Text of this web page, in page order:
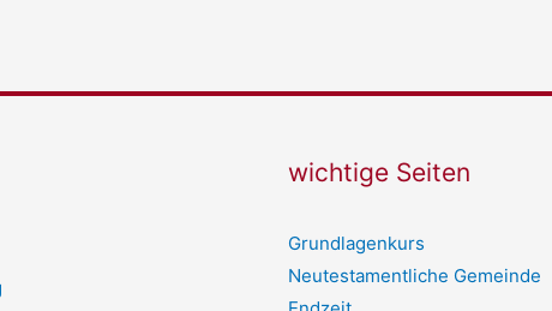
wichtige Seiten
Grundlagenkurs
Neutestamentliche Gemeinde